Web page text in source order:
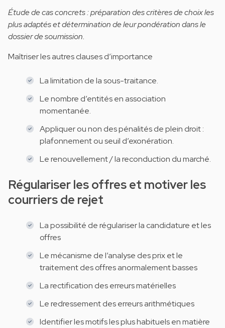
Étude de cas concrets : préparation des critères de choix les
plus adaptés et détermination de leur pondération dans le
dossier de soumission.
Maîtriser les autres clauses d’importance
La limitation de la sous-traitance.
Le nombre d’entités en association
momentanée.
Appliquer ou non des pénalités de plein droit :
plafonnement ou seuil d’exonération.
Le renouvellement / la reconduction du marché.
Régulariser les offres et motiver les
courriers de rejet
La possibilité de régulariser la candidature et les
offres
Le mécanisme de l’analyse des prix et le
traitement des offres anormalement basses
La rectification des erreurs matérielles
Le redressement des erreurs arithmétiques
Identifier les motifs les plus habituels en matière